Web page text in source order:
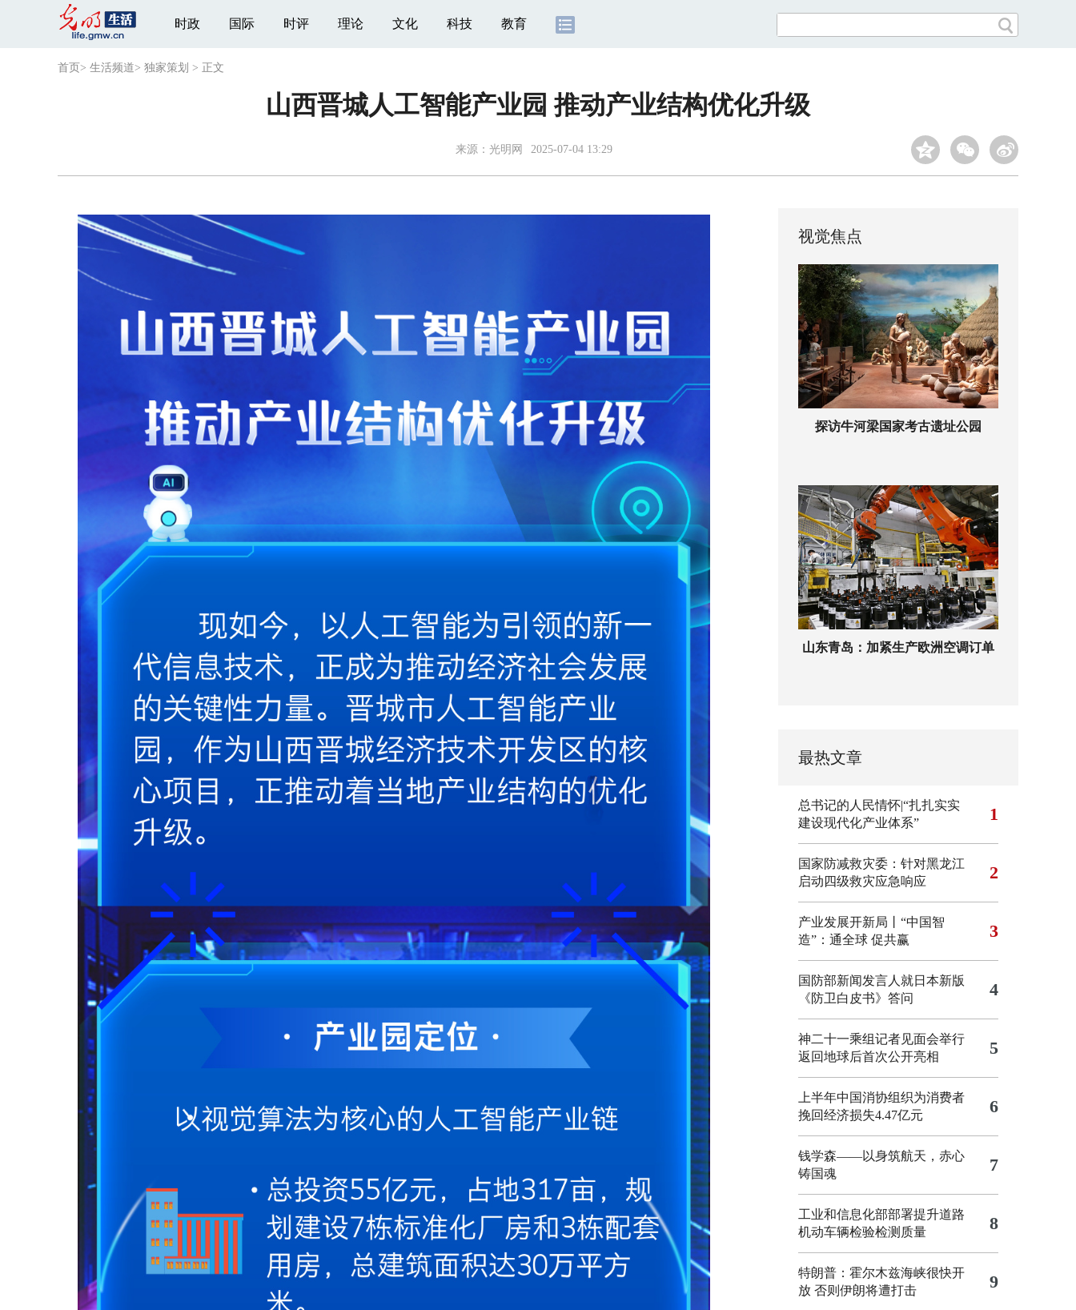
时政 国际 时评 理论 文化 科技 教育
首页 > 生活频道> 独家策划 > 正文
山西晋城人工智能产业园 推动产业结构优化升级
来源： 光明网 2025-07-04 13:29
视觉焦点
探访牛河梁国家考古遗址公园
山东青岛：加紧生产欧洲空调订单
最热文章
总书记的人民情怀|“扎扎实实
建设现代化产业体系”
1
国家防减救灾委：针对黑龙江
启动四级救灾应急响应
2
产业发展开新局丨“中国智
造”：通全球 促共赢
3
国防部新闻发言人就日本新版
《防卫白皮书》答问
4
神二十一乘组记者见面会举行
返回地球后首次公开亮相
5
上半年中国消协组织为消费者
挽回经济损失4.47亿元
6
钱学森——以身筑航天，赤心
铸国魂
7
工业和信息化部部署提升道路
机动车辆检验检测质量
8
特朗普：霍尔木兹海峡很快开
放 否则伊朗将遭打击
9